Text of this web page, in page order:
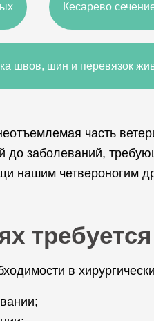
Кесарево
швов, шин и перевязок
часть
до заболеваний,
нашим четвероногим
в